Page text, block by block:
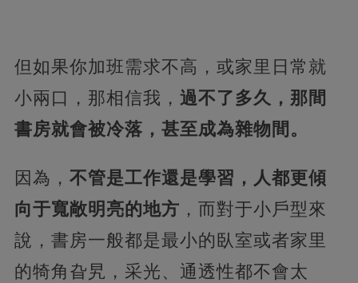
但如果你加班需求不高，或家里日常就
小兩口，那相信我， 過不了多久，那間
書房就會被冷落，甚至成為雜物間。
因為， 不管是工作還是學習，人都更傾
向于寬敞明亮的地方 ，而對于小戶型來
說，書房一般都是最小的臥室或者家里
的犄角旮旯，采光、通透性都不會太